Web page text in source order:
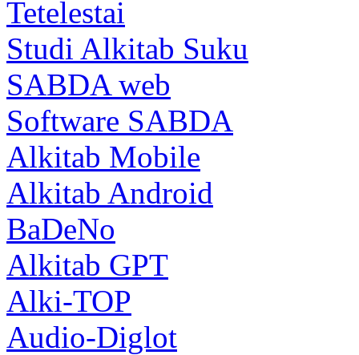
Tetelestai
Studi Alkitab Suku
SABDA web
Software SABDA
Alkitab Mobile
Alkitab Android
BaDeNo
Alkitab GPT
Alki-TOP
Audio-Diglot